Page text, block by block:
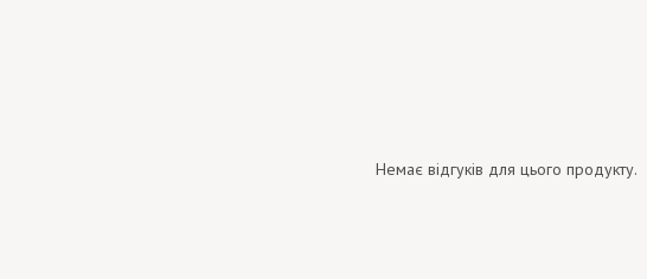
Немає відгуків для цього продукту.